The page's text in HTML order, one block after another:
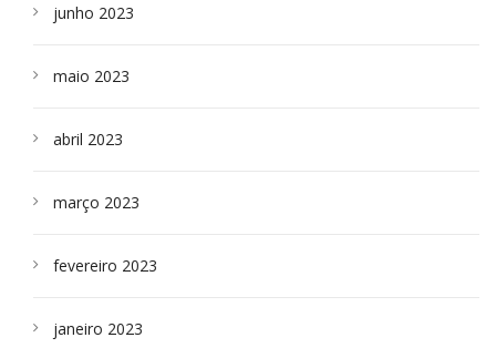
junho 2023
maio 2023
abril 2023
março 2023
fevereiro 2023
janeiro 2023